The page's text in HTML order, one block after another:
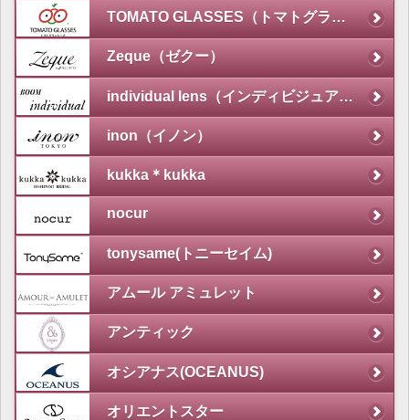
TOMATO GLASSES（トマトグラッシーズ）
Zeque（ゼクー）
individual lens（インディビジュアルレンズ）
inon（イノン）
kukka＊kukka
nocur
tonysame(トニーセイム)
アムール アミュレット
アンティック
オシアナス(OCEANUS)
オリエントスター